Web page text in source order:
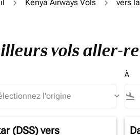
Kenya Airways Vols vers
vols aller-
keyboard_arrow_down
À
flight_land
(DSS)vers